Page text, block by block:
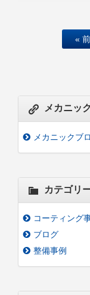
«
メカニッ
メカニックブ
カテゴリ
コーティング
ブログ
整備事例